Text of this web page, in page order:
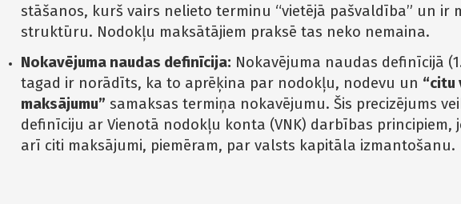
stāšanos, kurš vairs nelieto terminu “vietējā pašvaldība” un ir
struktūru. Nodokļu maksātājiem praksē tas neko nemaina.
Nokavējuma naudas definīcija: Nokavējuma naudas definīcijā
tagad ir norādīts, ka to aprēķina par nodokļu, nodevu un
maksājumu” samaksas termiņa nokavējumu. Šis precizējums
definīciju ar Vienotā nodokļu konta (VNK) darbības principiem,
arī citi maksājumi, piemēram, par valsts kapitāla izmantošanu.